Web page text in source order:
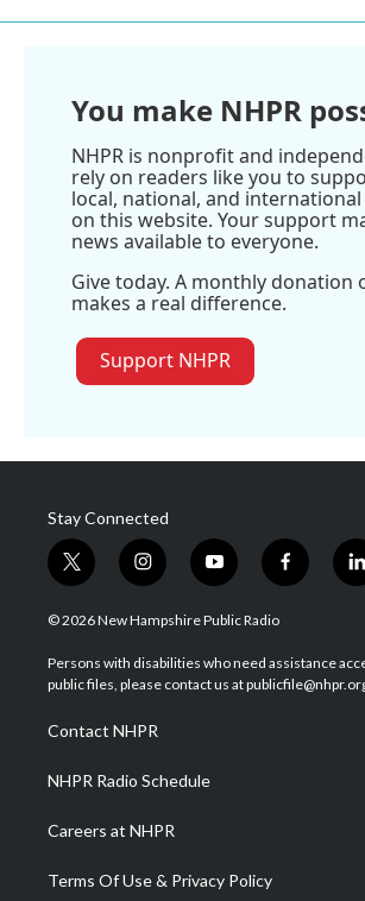
You make NHPR
NHPR is nonprofit and
rely on readers like you to
local, national, and
on this website. Your support
news available to everyone.
Give today. A monthly donation
makes a real difference.
Support NHPR
Stay Connected
t
w
i
t
e
i
n
s
a
g
a
m
y
o
u
u
b
f
a
b
o
l
i
e
© 2026 New Hampshire Public Radio
Persons with disabilities who need assistance
public files, please contact us at
Contact NHPR
NHPR Radio Schedule
Careers at NHPR
Terms Of Use & Privacy Policy